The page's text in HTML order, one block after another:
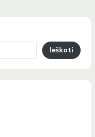
Ieškoti